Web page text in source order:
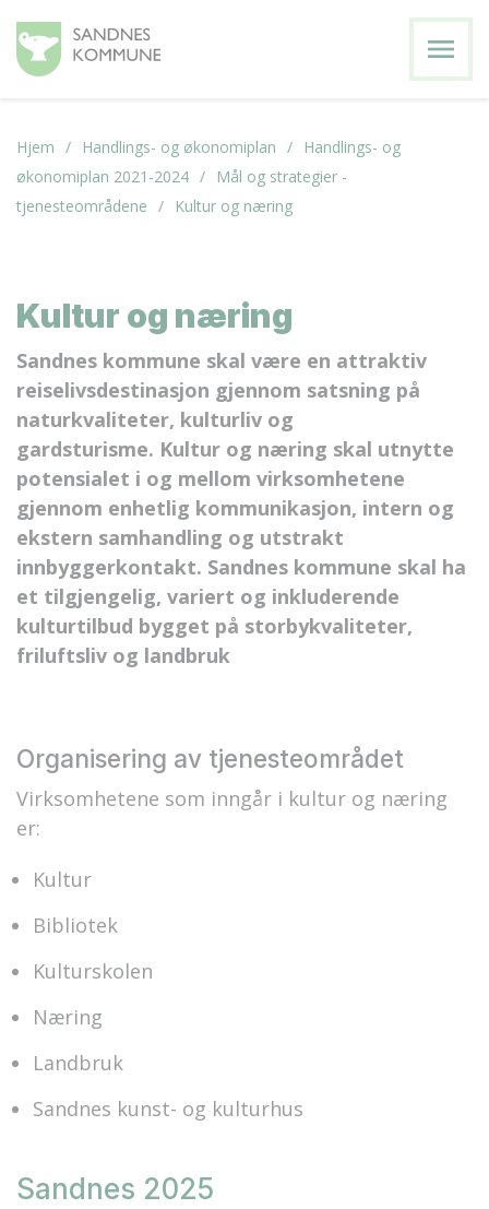
menu
Hjem Handlings- og økonomiplan
Handlings- og
økonomiplan 2021-2024
Mål og strategier -
tjenesteområdene
Kultur og næring
Kultur og næring
Sandnes kommune skal være en attraktiv
reiselivsdestinasjon gjennom satsning på
naturkvaliteter, kulturliv og
gardsturisme. Kultur og næring skal utnytte
potensialet i og mellom virksomhetene
gjennom enhetlig kommunikasjon, intern og
ekstern samhandling og utstrakt
innbyggerkontakt. Sandnes kommune skal ha
et tilgjengelig, variert og inkluderende
kulturtilbud bygget på storbykvaliteter,
friluftsliv og landbruk
Organisering av tjenesteområdet
Virksomhetene som inngår i kultur og næring
er:
Kultur
Bibliotek
Kulturskolen
Næring
Landbruk
Sandnes kunst- og kulturhus
Sandnes 2025